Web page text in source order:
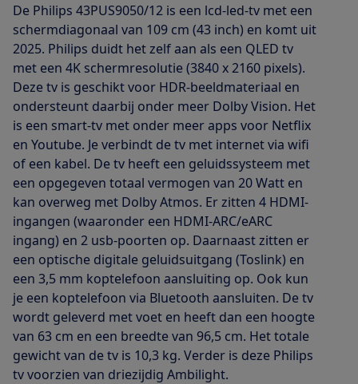
De Philips 43PUS9050/12 is een lcd-led-tv met een
schermdiagonaal van 109 cm (43 inch) en komt uit
2025. Philips duidt het zelf aan als een QLED tv
met een 4K schermresolutie (3840 x 2160 pixels).
Deze tv is geschikt voor HDR-beeldmateriaal en
ondersteunt daarbij onder meer Dolby Vision. Het
is een smart-tv met onder meer apps voor Netflix
en Youtube. Je verbindt de tv met internet via wifi
of een kabel. De tv heeft een geluidssysteem met
een opgegeven totaal vermogen van 20 Watt en
kan overweg met Dolby Atmos. Er zitten 4 HDMI-
ingangen (waaronder een HDMI-ARC/eARC
ingang) en 2 usb-poorten op. Daarnaast zitten er
een optische digitale geluidsuitgang (Toslink) en
een 3,5 mm koptelefoon aansluiting op. Ook kun
je een koptelefoon via Bluetooth aansluiten. De tv
wordt geleverd met voet en heeft dan een hoogte
van 63 cm en een breedte van 96,5 cm. Het totale
gewicht van de tv is 10,3 kg. Verder is deze Philips
tv voorzien van driezijdig Ambilight.